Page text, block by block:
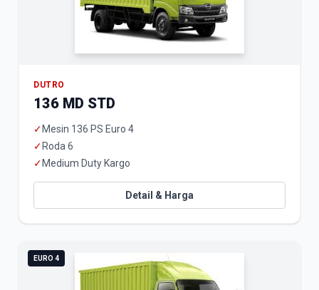
DUTRO
136 MD STD
✓ Mesin 136 PS Euro 4
✓ Roda 6
✓ Medium Duty Kargo
Detail & Harga
EURO 4